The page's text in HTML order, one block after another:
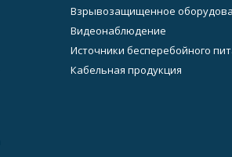
Взрывозащищенное
Видеонаблюдение
Источники бесперебойного
Кабельная продукция